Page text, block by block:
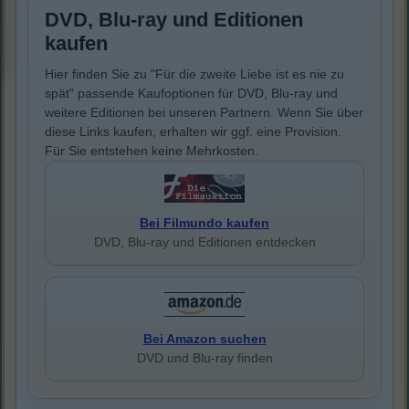
DVD, Blu-ray und Editionen
kaufen
Hier finden Sie zu "Für die zweite Liebe ist es nie zu
spät" passende Kaufoptionen für DVD, Blu-ray und
weitere Editionen bei unseren Partnern. Wenn Sie über
diese Links kaufen, erhalten wir ggf. eine Provision.
Für Sie entstehen keine Mehrkosten.
Bei Filmundo kaufen
DVD, Blu-ray und Editionen entdecken
Bei Amazon suchen
DVD und Blu-ray finden